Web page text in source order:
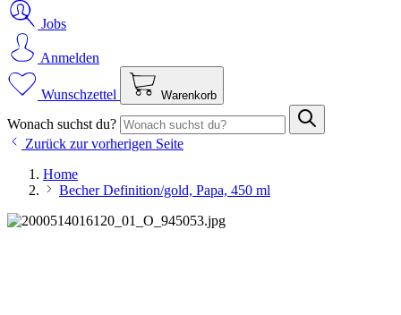
Jobs
Anmelden
Wunschzettel Warenkorb
Wonach suchst du?
Zurück zur vorherigen Seite
Home
Becher Definition/gold, Papa, 450 ml